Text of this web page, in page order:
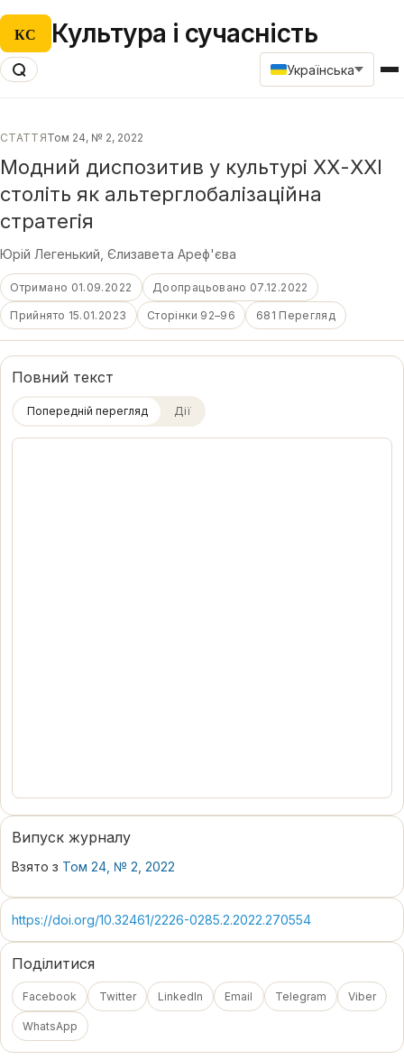
КС Культура і сучасність
Українська
СТАТТЯТом 24, № 2, 2022
Модний диспозитив у культурі ХХ-ХХІ
століть як альтерглобалізаційна
стратегія
Юрій Легенький Єлизавета Ареф'єва
Отримано 01.09.2022 Доопрацьовано 07.12.2022
Прийнято 15.01.2023 Сторінки 92–96 681 Перегляд
Повний текст
Попередній перегляд Дії
Випуск журналу
Взято з Том 24, № 2, 2022
https://doi.org/10.32461/2226-0285.2.2022.270554
Поділитися
Facebook Twitter LinkedIn Email Telegram Viber
WhatsApp